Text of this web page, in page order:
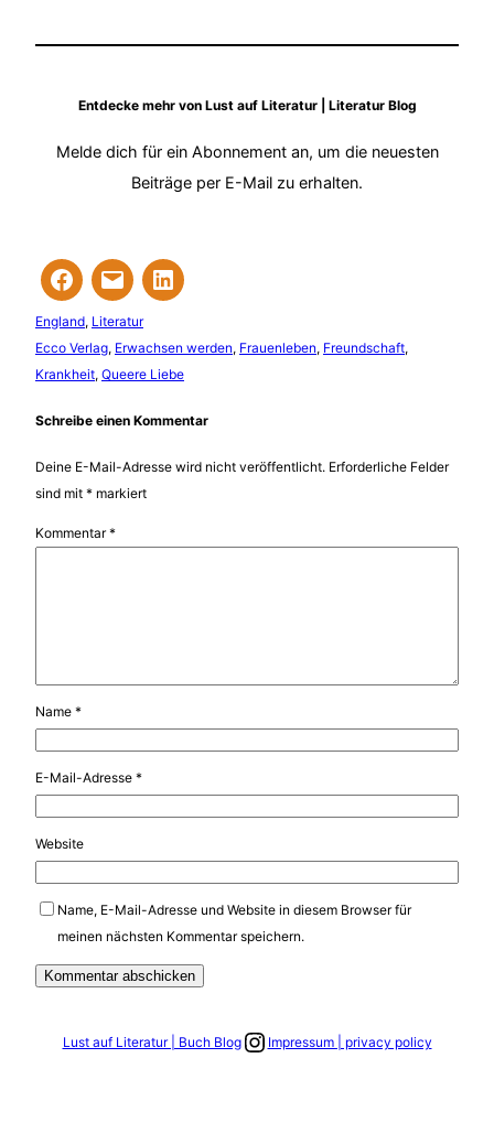
Entdecke mehr von Lust auf Literatur | Literatur Blog
Melde dich für ein Abonnement an, um die neuesten
Beiträge per E-Mail zu erhalten.
England, Literatur
Ecco Verlag, Erwachsen werden, Frauenleben, Freundschaft
Krankheit, Queere Liebe
Schreibe einen Kommentar
Deine E-Mail-Adresse wird nicht veröffentlicht. Erforderliche Felder
sind mit * markiert
Kommentar*
Name *
E-Mail-Adresse *
Website
Name, E-Mail-Adresse und Website in diesem Browser für
meinen nächsten Kommentar speichern.
Lust auf Literatur | Buch BlogLink zum Instagram Account
Impressum | privacy policy